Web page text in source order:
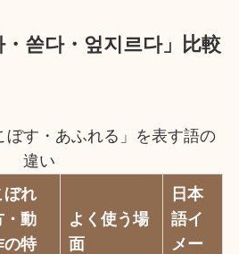
쏟다・엎지르다」比較
ぼす・あふれる」を表す語の
違い
ぼれ
・動
の特
よく使う場
面
日本
語イ
メー